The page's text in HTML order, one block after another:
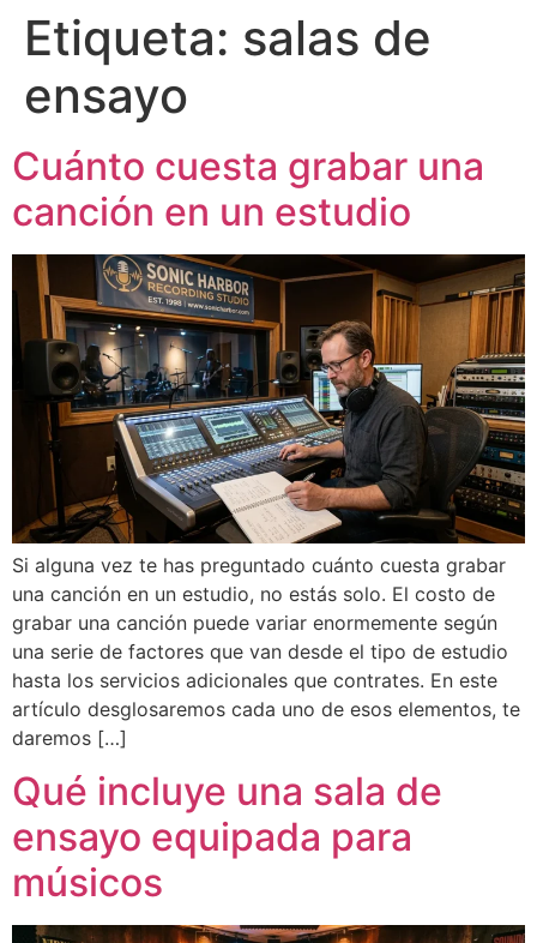
Etiqueta: salas de
ensayo
Cuánto cuesta grabar una
canción en un estudio
Si alguna vez te has preguntado cuánto cuesta grabar
una canción en un estudio, no estás solo. El costo de
grabar una canción puede variar enormemente según
una serie de factores que van desde el tipo de estudio
hasta los servicios adicionales que contrates. En este
artículo desglosaremos cada uno de esos elementos, te
daremos […]
Qué incluye una sala de
ensayo equipada para
músicos